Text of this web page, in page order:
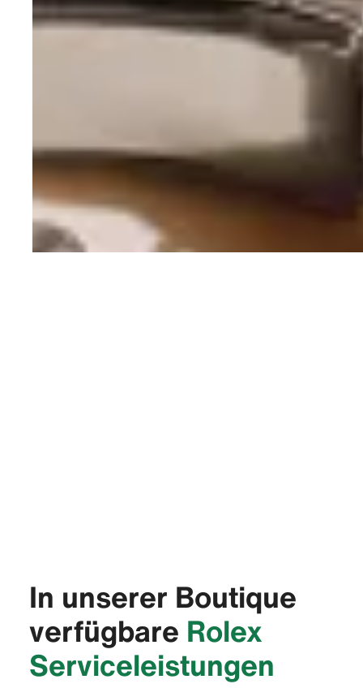
In unserer Boutique
verfügbare Rolex
Service­leistungen